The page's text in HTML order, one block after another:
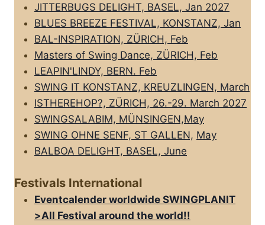
JITTERBUGS DELIGHT, BASEL, Jan 2027
BLUES BREEZE FESTIVAL, KONSTANZ, Jan
BAL-INSPIRATION, ZÜRICH, Feb
Masters of Swing Dance, ZÜRICH, Feb
LEAPIN'LINDY, BERN. Feb
SWING IT KONSTANZ, KREUZLINGEN, March
ISTHEREHOP?, ZÜRICH, 26.-29. March 2027
SWINGSALABIM, MÜNSINGEN,May
SWING OHNE SENF, ST GALLEN, May
BALBOA DELIGHT, BASEL, June
Festivals International
Eventcalender worldwide SWINGPLANIT
>All FestivaI around the world!!